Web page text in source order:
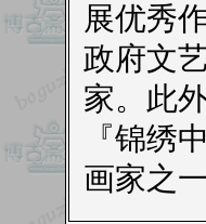
展优秀
政府文
家。此
『锦绣
画家之